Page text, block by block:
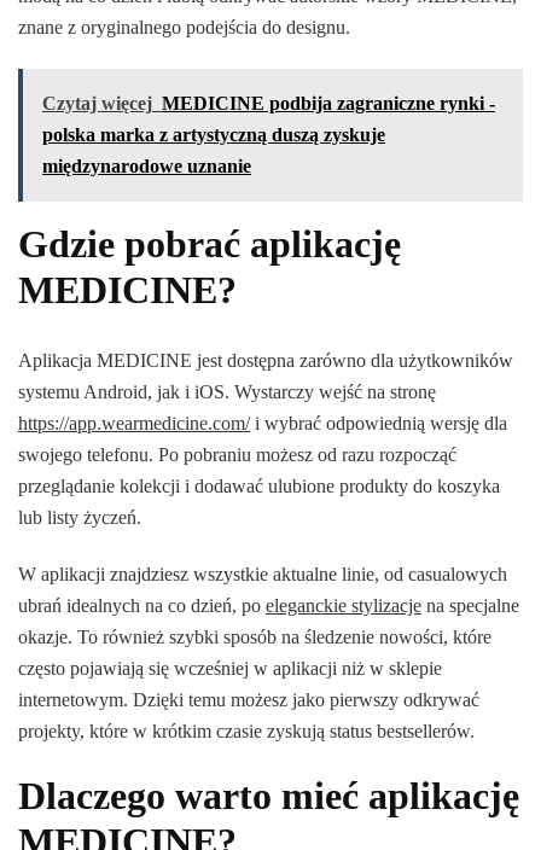
znane z oryginalnego podejścia do designu.
Czytaj więcej MEDICINE podbija zagraniczne rynki -
polska marka z artystyczną duszą zyskuje
międzynarodowe uznanie
Gdzie pobrać aplikację
MEDICINE?
Aplikacja MEDICINE jest dostępna zarówno dla użytkowników
systemu Android, jak i iOS. Wystarczy wejść na stronę
https://app.wearmedicine.com/i wybrać odpowiednią wersję dla
swojego telefonu. Po pobraniu możesz od razu rozpocząć
przeglądanie kolekcji i dodawać ulubione produkty do koszyka
lub listy życzeń.
W aplikacji znajdziesz wszystkie aktualne linie, od casualowych
ubrań idealnych na co dzień, po eleganckie stylizacje na specjalne
okazje. To również szybki sposób na śledzenie nowości, które
często pojawiają się wcześniej w aplikacji niż w sklepie
internetowym. Dzięki temu możesz jako pierwszy odkrywać
projekty, które w krótkim czasie zyskują status bestsellerów.
Dlaczego warto mieć aplikację